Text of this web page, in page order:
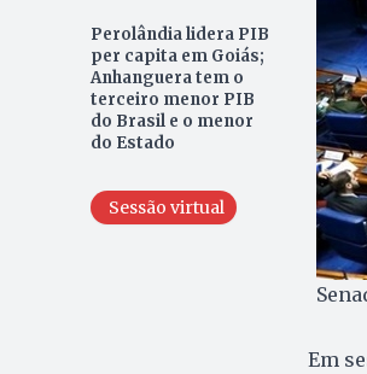
Perolândia lidera PIB
per capita em Goiás;
Anhanguera tem o
terceiro menor PIB
do Brasil e o menor
do Estado
Sessão virtual
Em